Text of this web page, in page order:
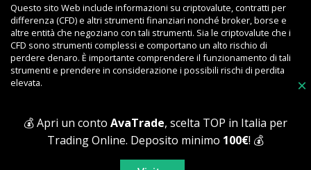
×
💰 Apri un conto AvaTrade, scelta TOP in Italia per
Trading Online. Deposito minimo 100€! 💰
Questo sito Web include informazioni su criptovalute, contratti per
differenza (CFD) e altri strumenti finanziari nonché broker, borse e
altre entità che negoziano con tali strumenti. Sia le criptovalute che i
CFD sono strumenti complessi e comportano un alto rischio di
perdere denaro. È importante comprendere il funzionamento di tali
strumenti e prendere in considerazione i possibili rischi di perdita
elevata.
Copyright © 2023 Toptrading.org - Edito da ViboBet - Sede legale: Via
Ipponium 8 - 89853 San Gregorio D'Ippona (VV) - P.IVA 03393810795 -